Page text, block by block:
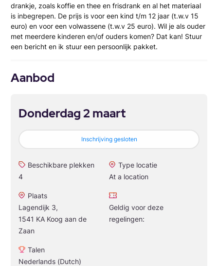
drankje, zoals koffie en thee en frisdrank en al het materiaal
is inbegrepen. De prijs is voor een kind t/m 12 jaar (t.w.v 15
euro) en voor een volwassene (t.w.v 25 euro). Wil je als ouder
met meerdere kinderen en/of ouders komen? Dat kan! Stuur
een bericht en ik stuur een persoonlijk pakket.
Aanbod
Donderdag 2 maart
Inschrijving gesloten
Beschikbare plekken
4
Type locatie
At a location
Plaats
Lagendijk 3,
1541 KA Koog aan de
Zaan
Geldig voor deze
regelingen:
Talen
Nederlands (Dutch)